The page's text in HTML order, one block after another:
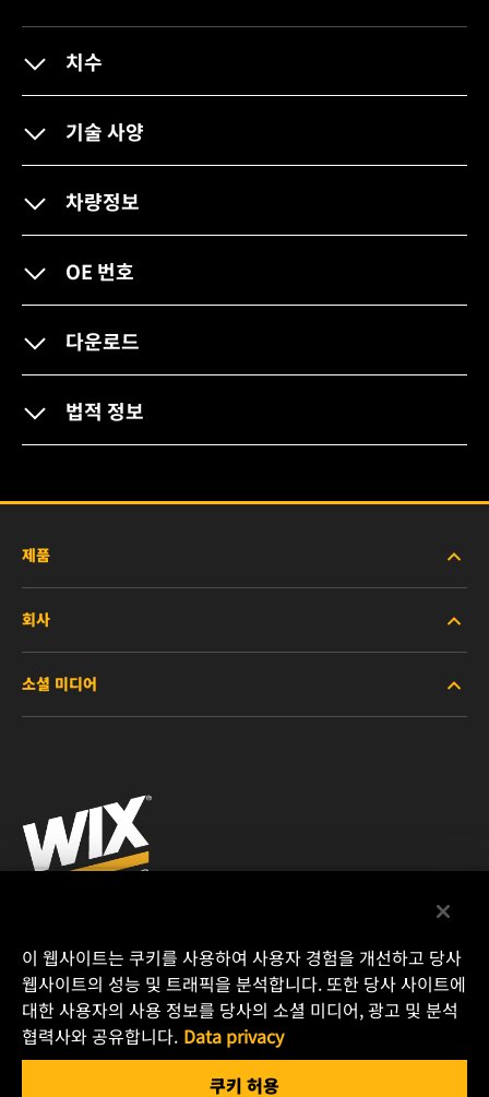
치수
기술 사양
차량정보
OE 번호
다운로드
법적 정보
제품
중장비용
승용 및 트럭용
레이싱용
회사
회사소개
연락처
채용 문의
법적 고지
소셜 미디어
Instagram
MANN+HUMMEL KOREA CO.,LTD.
77-1 Donghwagongdan-ro
Munmak-eup, Wonju-si
26365 Gangwon-do
이 웹사이트는 쿠키를 사용하여 사용자 경험을 개선하고 당사
웹사이트의 성능 및 트래픽을 분석합니다. 또한 당사 사이트에
대한 사용자의 사용 정보를 당사의 소셜 미디어, 광고 및 분석
협력사와 공유합니다. Data privacy
쿠키 허용